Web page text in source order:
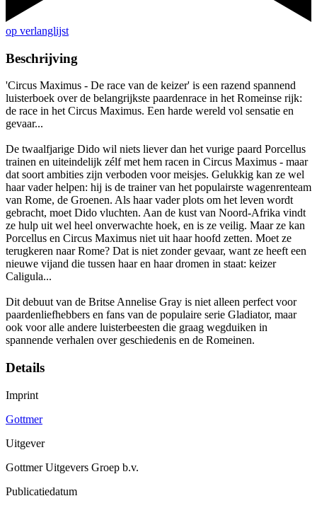
op verlanglijst
Beschrijving
'Circus Maximus - De race van de keizer' is een razend spannend
luisterboek over de belangrijkste paardenrace in het Romeinse rijk:
de race in het Circus Maximus. Een harde wereld vol sensatie en
gevaar...
De twaalfjarige Dido wil niets liever dan het vurige paard Porcellus
trainen en uiteindelijk zélf met hem racen in Circus Maximus - maar
dat soort ambities zijn verboden voor meisjes. Gelukkig kan ze wel
haar vader helpen: hij is de trainer van het populairste wagenrenteam
van Rome, de Groenen. Als haar vader plots om het leven wordt
gebracht, moet Dido vluchten. Aan de kust van Noord-Afrika vindt
ze hulp uit wel heel onverwachte hoek, en is ze veilig. Maar ze kan
Porcellus en Circus Maximus niet uit haar hoofd zetten. Moet ze
terugkeren naar Rome? Dat is niet zonder gevaar, want ze heeft een
nieuwe vijand die tussen haar en haar dromen in staat: keizer
Caligula...
Dit debuut van de Britse Annelise Gray is niet alleen perfect voor
paardenliefhebbers en fans van de populaire serie Gladiator, maar
ook voor alle andere luisterbeesten die graag wegduiken in
spannende verhalen over geschiedenis en de Romeinen.
Details
Imprint
Gottmer
Uitgever
Gottmer Uitgevers Groep b.v.
Publicatiedatum